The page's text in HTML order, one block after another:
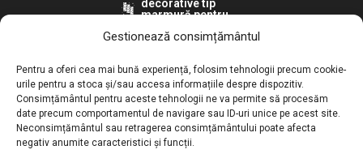
Gestionează consimțământul
Pentru a oferi cea mai bună experiență, folosim tehnologii precum cookie-
urile pentru a stoca și/sau accesa informațiile despre dispozitiv.
Consimțământul pentru aceste tehnologii ne va permite să procesăm
date precum comportamentul de navigare sau ID-uri unice pe acest site.
Neconsimțământul sau retragerea consimțământului poate afecta
negativ anumite caracteristici și funcții.
decorative tip
marmură pentru
ANPC:
Autoritatea Națională pentru Protecția Consumatorilor